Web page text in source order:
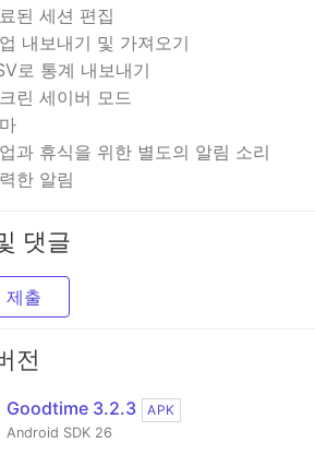
된 세션 편집
내보내기 및 가져오기
로 통계 내보내기
린 세이버 모드
과 휴식을 위한 별도의 알림 소리
한 알림
댓글
제출
전
Goodtime 3.2.3
APK
Android SDK 26